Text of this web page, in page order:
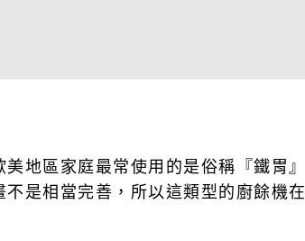
地區家庭最常使用的是俗稱『鐵胃』
是相當完善，所以這類型的廚餘機在